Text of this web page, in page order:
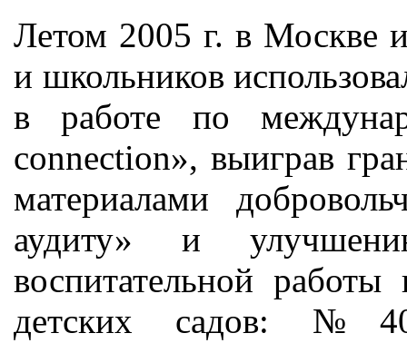
Летом 2005 г. в Москве
и школьников
в работе по
connection», выиграв
материалами
аудиту» и
воспитательной
детских садов: